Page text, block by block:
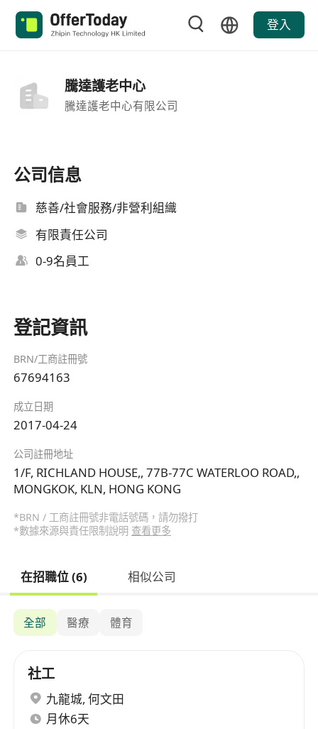
登入
騰達護老中心
騰達護老中心有限公司
公司信息
慈善/社會服務/非營利組織
有限責任公司
0-9名員工
登記資訊
BRN/工商註冊號
67694163
成立日期
2017-04-24
公司註冊地址
1/F, RICHLAND HOUSE,, 77B-77C WATERLOO ROAD,,
MONGKOK, KLN, HONG KONG
*BRN / 工商註冊號非電話號碼，請勿撥打
*數據來源與責任限制說明 查看更多
在招職位 (6) 相似公司
全部 醫療 體育
社工
九龍城, 何文田
月休6天